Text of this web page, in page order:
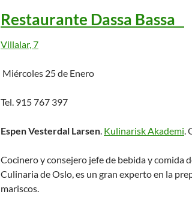
Restaurante Dassa Bassa
Villalar, 7
Miércoles 25 de Enero
Tel. 915 767 397
Espen Vesterdal Larsen. Kulinarisk Akademi.
Cocinero y consejero jefe de bebida y comida
Culinaria de Oslo, es un gran experto en la
mariscos.